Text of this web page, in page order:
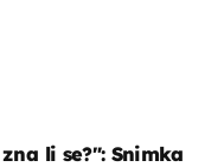
li se?": Snimka